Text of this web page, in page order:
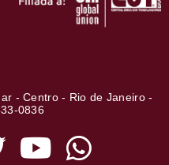
- Centro - Rio de Janeiro -
0836